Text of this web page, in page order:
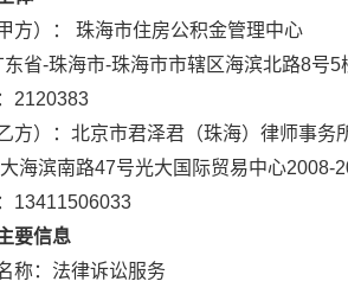
方）： 珠海市住房公积金管理中心
东省-珠海市-珠海市市辖区海滨北路8号5
2120383
方）：北京市君泽君（珠海）律师事务
海滨南路47号光大国际贸易中心2008-
13411506033
要信息
称：法律诉讼服务